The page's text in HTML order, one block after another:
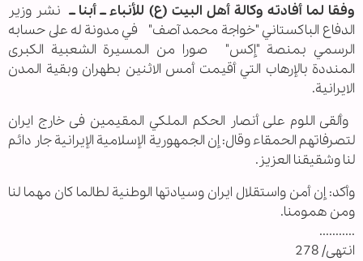
وفقا لما أفادته وكالة أهل البيت (ع) للأنباء ــ أبنا ــنشر وزير
الدفاع الباكستاني "خواجة محمد آصف" في مدونة له على حسابه
الرسمي بمنصة "إكس" صورا من المسيرة الشعبية الكبرى
المنددة بالإرهاب التي أقيمت أمس الاثنين بطهران وبقية المدن
الايرانية.
وألقی اللوم علی أنصار الحکم الملکي المقیمین فی خارج ایران
لتصرفاتهم الحمقاء وقال: إن الجمهوریة الإسلامیة الإیرانیة جار دائم
لنا وشقیقنا العزیز.
وأکد: إن أمن واستقلال ایران وسیادتها الوطنیة لطالما کان مهما لنا
ومن همومنا.
...........
انتهى/ 278